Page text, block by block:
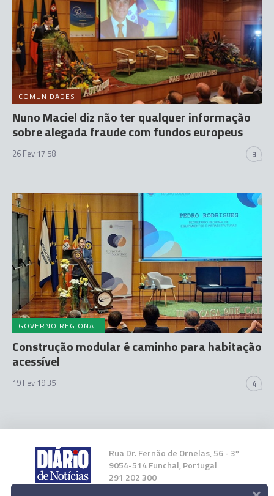
COMUNIDADES
Nuno Maciel diz não ter qualquer informação
sobre alegada fraude com fundos europeus
26 Fev 17:58 3
GOVERNO REGIONAL
Construção modular é caminho para habitação
acessível
19 Fev 19:35 4
Rua Dr. Fernão de Ornelas, 56 - 3º
9054-514 Funchal, Portugal
291 202 300